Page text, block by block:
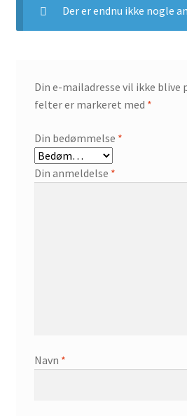
Der er endnu ikke nogle
Din e-mailadresse vil ikke blive
felter er markeret med *
Din bedømmelse *
Din anmeldelse *
Navn *